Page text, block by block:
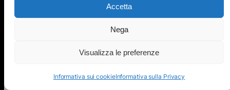
Accetta
Nega
Visualizza le preferenze
Informativa sui cookieInformativa sulla Privacy
Piloti di Complemento e al 36°/37°/38°
Corso Allievi Ufficiali in Ferma Prefissata
della Marina Militare – 2026